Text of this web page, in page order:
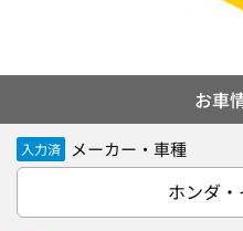
お車
入力済 メーカー・車種
ホンダ